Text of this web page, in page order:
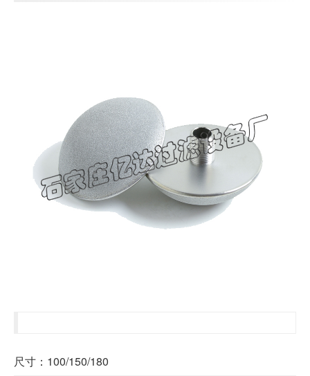
尺寸：100/150/180